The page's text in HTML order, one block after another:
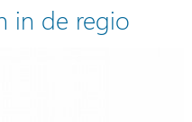
in de regio